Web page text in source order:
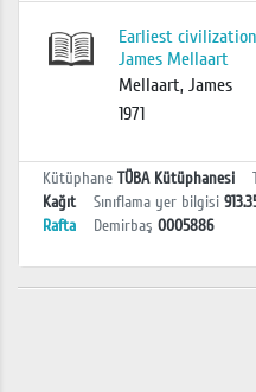
Earliest
James Mellaart
Mellaart, James
1971
Kütüphane TÜBA Kütüphanesi
Kağıt
Sınıflama yer bilgisi
Rafta
Demirbaş 0005886